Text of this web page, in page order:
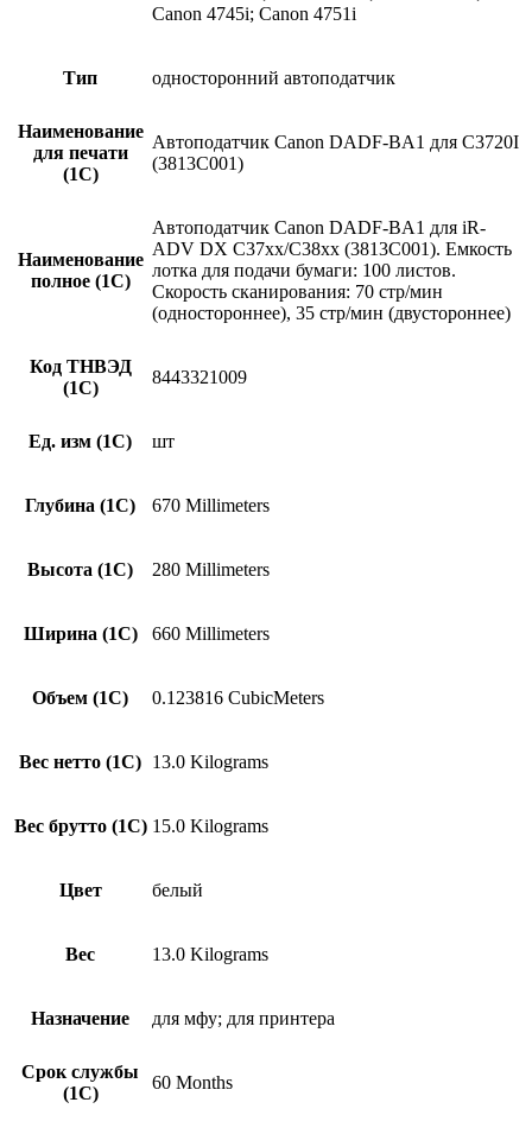
Canon 4745i; Canon 4751i
Тип односторонний автоподатчик
Наименование
для печати
(1С)
Автоподатчик Canon DADF-BA1 для C3720I
(3813C001)
Наименование
полное (1С)
Автоподатчик Canon DADF-BA1 для iR-
ADV DX C37xx/C38xx (3813C001). Емкость
лотка для подачи бумаги: 100 листов.
Скорость сканирования: 70 стр/мин
(одностороннее), 35 стр/мин (двустороннее)
Код ТНВЭД
(1С)
8443321009
Ед. изм (1С) шт
Глубина (1С) 670 Millimeters
Высота (1С) 280 Millimeters
Ширина (1С) 660 Millimeters
Объем (1С) 0.123816 CubicMeters
Вес нетто (1С) 13.0 Kilograms
Вес брутто (1С) 15.0 Kilograms
Цвет белый
Вес 13.0 Kilograms
Назначение для мфу; для принтера
Срок службы
(1С)
60 Months